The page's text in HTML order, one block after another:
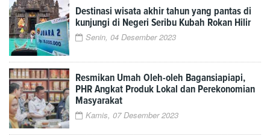
Destinasi wisata akhir tahun yang pantas di
kunjungi di Negeri Seribu Kubah Rokan Hilir
Senin, 04 Desember 2023
Resmikan Umah Oleh-oleh Bagansiapiapi,
PHR Angkat Produk Lokal dan Perekonomian
Masyarakat
Kamis, 07 Desember 2023